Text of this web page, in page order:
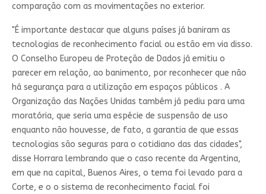
comparação com as movimentações no exterior.
"É importante destacar que alguns países já baniram as
tecnologias de reconhecimento facial ou estão em via disso.
O Conselho Europeu de Proteção de Dados já emitiu o
parecer em relação, ao banimento, por reconhecer que não
há segurança para a utilização em espaços públicos . A
Organização das Nações Unidas também já pediu para uma
moratória, que seria uma espécie de suspensão de uso
enquanto não houvesse, de fato, a garantia de que essas
tecnologias são seguras para o cotidiano das das cidades",
disse Horrara lembrando que o caso recente da Argentina,
em que na capital, Buenos Aires, o tema foi levado para a
Corte, e o o sistema de reconhecimento facial foi